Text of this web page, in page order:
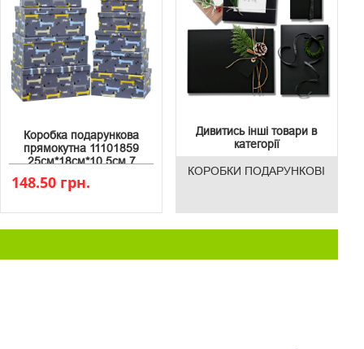
Коробка подарункова
прямокутна 11101859
25см*18см*10.5см 7
148.50 грн.
Дивитись інші товари в
категорії
КОРОБКИ ПОДАРУНКОВІ